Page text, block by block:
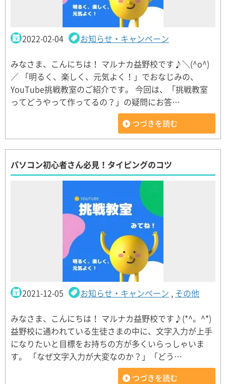
2022-02-04 お知らせ・キャンペーン
みなさま、こんにちは！ マルナカ益野校です♪＼(^o^)
／ 「明るく、楽しく、元気よく！」でおなじみの、
YouTube挑戦教室のご紹介です。 今回は、「挑戦教室
ってどうやって作ってるの？」の疑問にお答…
つづきを読む
パソコン初心者さん必見！タイピングのコツ
2021-12-05 お知らせ・キャンペーン , その他
みなさま、こんにちは！ マルナカ益野校です♪(*^。^*)
益野校に通われている生徒さまの中に、文字入力が上手
になりたいと目標をお持ちの方が多くいらっしゃいま
す。 「なぜ文字入力が大変なのか？」「どう…
つづきを読む